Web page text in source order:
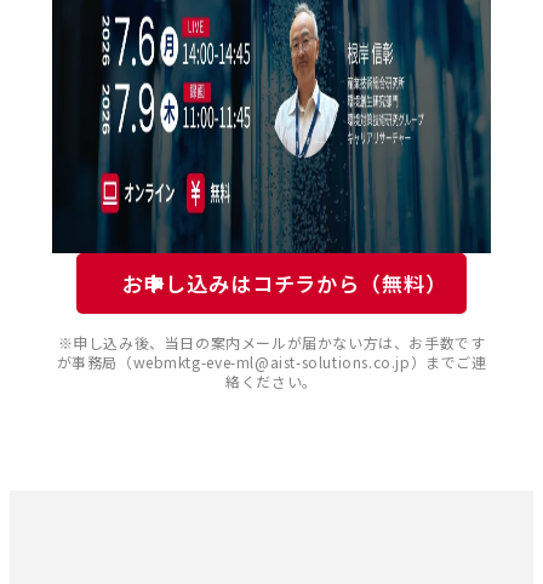
お申し込みはコチラから（無料）
※申し込み後、当日の案内メールが届かない方は、お手数です
が事務局（webmktg-eve-ml@aist-solutions.co.jp）までご連
絡ください。